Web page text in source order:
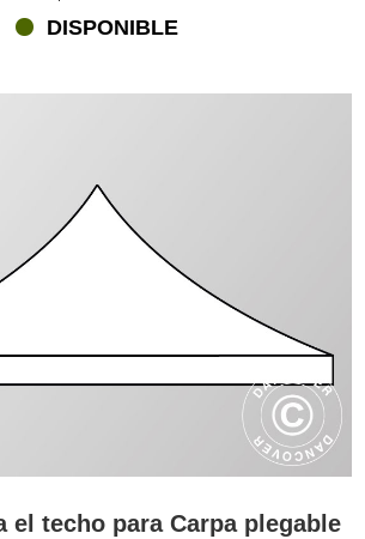
DISPONIBLE
el techo para Carpa plegable